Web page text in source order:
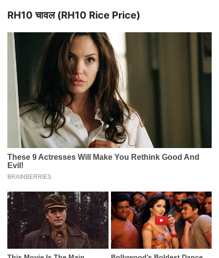
RH10 चावल (RH10 Rice Price)